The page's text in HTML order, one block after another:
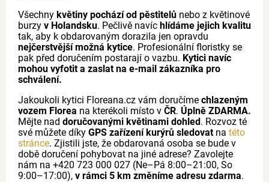
Všechny květiny pochází od pěstitelů nebo z květinové
burzy v Holandsku. Pečlivě navíc hlídáme jejich kvalitu
tak, aby k obdarovaným dorazila jen opravdu
nejčerstvější možná kytice. Profesionální floristky se
pak před doručením postarají o vazbu. Kytici navíc
mohou vyfotit a zaslat na e-mail zákazníka pro
schválení.
Jakoukoli kytici Floreana.cz vám doručíme chlazeným
vozem Florea na kterékoli místo v ČR. Úplně ZDARMA.
Mějte nad doručovanými květinami dohled. Rozvoz té
své můžete díky GPS zařízení kurýrů sledovatna této
stránce. Zjistili jste, že obdarovaná osoba se bude v
době doručení pohybovat na jiné adrese? Zavolejte
nám na +420 723 000 027 (Ne–Pá 8:00–21:00, So
9:00–17:00), v rámci 5 km změníme adresu zdarma.